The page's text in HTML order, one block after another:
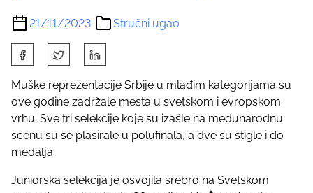
21/11/2023 Stručni ugao
h
a
r
e
t
h
s
Muške reprezentacije Srbije u mlađim kategorijama su
ove godine zadržale mesta u svetskom i evropskom
vrhu. Sve tri selekcije koje su izašle na međunarodnu
scenu su se plasirale u polufinala, a dve su stigle i do
medalja.
Juniorska selekcija je osvojila srebro na Svetskom